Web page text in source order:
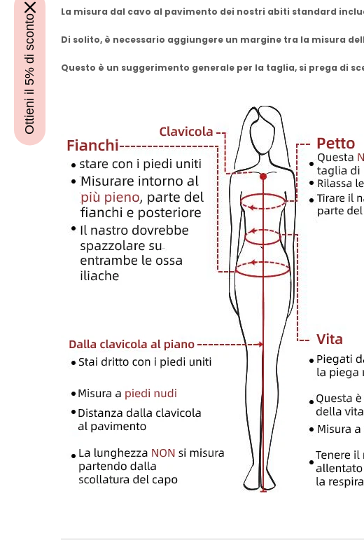
La misura dal cavo al pavimento dei nostri abiti standard
Di solito, è necessario aggiungere un margine tra la misura
Questo è un suggerimento generale per la taglia, si prega di
Ottieni il 5% di sconto